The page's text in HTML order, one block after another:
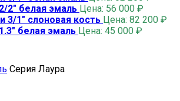
2" белая эмаль Цена: 56 000 ₽
1" слоновая кость Цена: 82 200 ₽
белая эмаль Цена: 45 000 ₽
Серия Лаура